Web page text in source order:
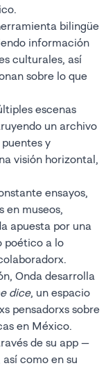
bilingüe
información
culturales, así
sobre lo que
escenas
un archivo
y
visión horizontal,
ensayos,
en museos,
apuesta por una
poético a lo
Onda desarrolla
dice, un espacio
pensadorxs sobre
en México.
de su app —
como en su